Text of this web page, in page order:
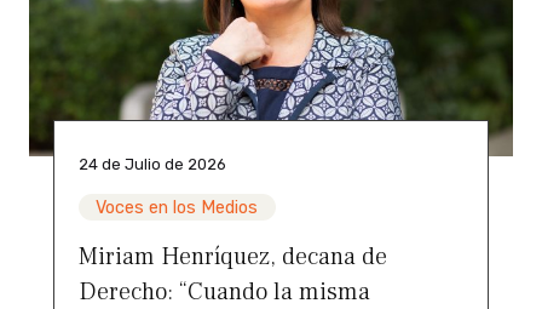
24 de Julio de 2026
Voces en los Medios
Miriam Henríquez, decana de
Derecho: “Cuando la misma